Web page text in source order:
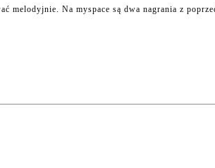
melodyjnie. Na myspace są dwa nagrania z